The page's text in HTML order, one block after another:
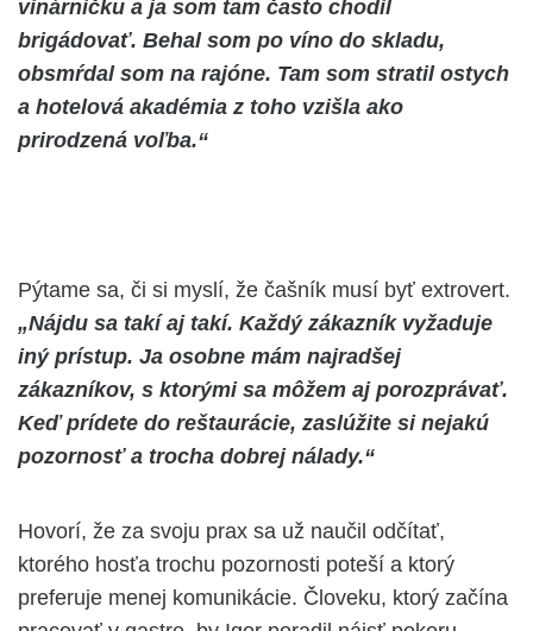
vinárničku a ja som tam často chodil
brigádovať. Behal som po víno do skladu,
obsmŕdal som na rajóne. Tam som stratil ostych
a hotelová akadémia z toho vzišla ako
prirodzená voľba.“
Pýtame sa, či si myslí, že čašník musí byť extrovert.
„Nájdu sa takí aj takí. Každý zákazník vyžaduje
iný prístup. Ja osobne mám najradšej
zákazníkov, s ktorými sa môžem aj porozprávať.
Keď prídete do reštaurácie, zaslúžite si nejakú
pozornosť a trocha dobrej nálady.“
Hovorí, že za svoju prax sa už naučil odčítať,
ktorého hosťa trochu pozornosti poteší a ktorý
preferuje menej komunikácie. Človeku, ktorý začína